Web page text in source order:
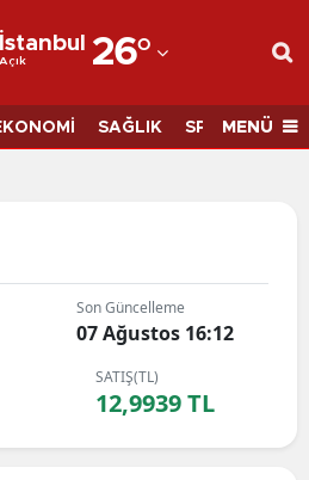
İstanbul
Açık 26°
Adana
Adıyaman
Ankara
SAĞLIK SPORMENÜ
Son Güncelleme
07 Ağustos 16:12
SATIŞ(TL)
12,9939 TL